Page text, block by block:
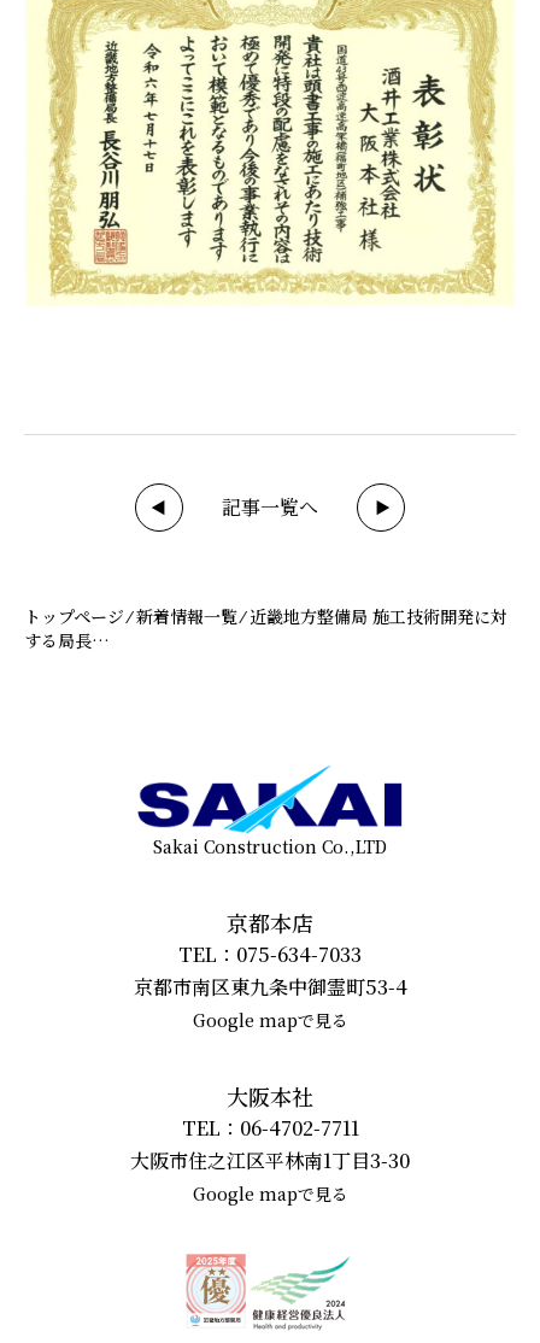
◀ 記事一覧へ ▶
トップページ ⁄新着情報一覧 ⁄近畿地方整備局 施工技術開発に対
する局長…
Sakai Construction Co.,LTD
京都本店
TEL：075-634-7033
京都市南区東九条中御霊町53-4
Google mapで見る
大阪本社
TEL：06-4702-7711
大阪市住之江区平林南1丁目3-30
Google mapで見る